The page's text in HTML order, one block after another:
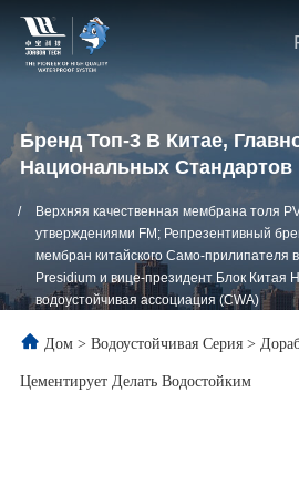
Бренд Топ-3 В Китае,
Национальных Стандартов
/
Верхняя качественная мембрана толя
утверждениями FM; Репрезентивный
мембран китайского Само-прилипателя
Presidium и вице-президент Блок Китая
водоустойчивая ассоциация (CWA)
Дом > Водоустойчивая Серия >
Цементирует Делать Водостойким